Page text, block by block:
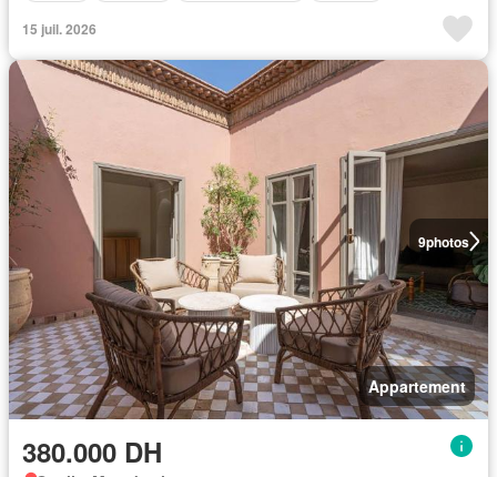
15 juil. 2026
9photos
Appartement
380.000 DH